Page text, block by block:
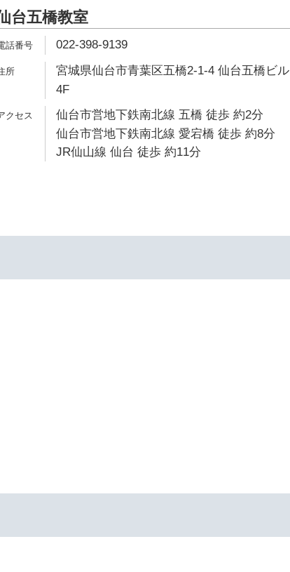
台五橋教室
022-398-9139
宮城県仙台市青葉区五橋2-1-4 仙台五橋ビル
4F
仙台市営地下鉄南北線 五橋 徒歩 約2分
仙台市営地下鉄南北線 愛宕橋 徒歩 約8分
JR仙山線 仙台 徒歩 約11分